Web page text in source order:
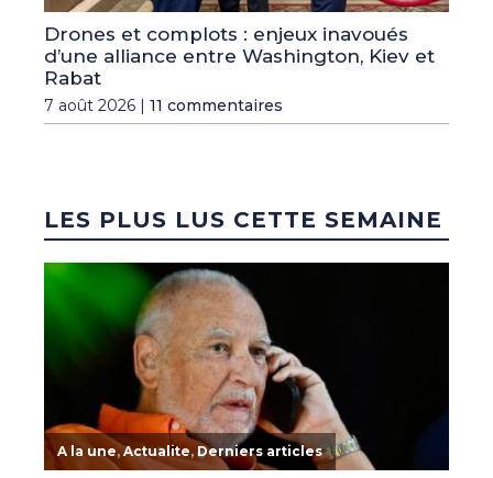
Drones et complots : enjeux inavoués
d’une alliance entre Washington, Kiev et
Rabat
7 août 2026 | 11 commentaires
LES PLUS LUS CETTE SEMAINE